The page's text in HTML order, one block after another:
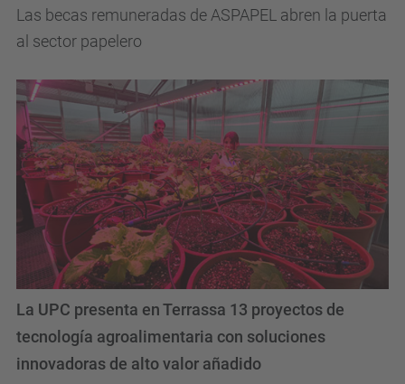
Las becas remuneradas de ASPAPEL abren la puerta
al sector papelero
La UPC presenta en Terrassa 13 proyectos de
tecnología agroalimentaria con soluciones
innovadoras de alto valor añadido